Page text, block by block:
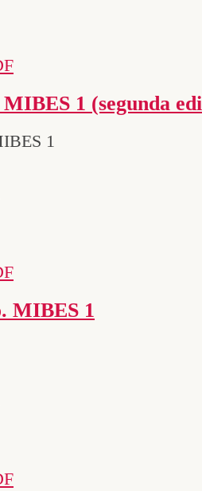
MIBES 1 (segunda
MIBES 1